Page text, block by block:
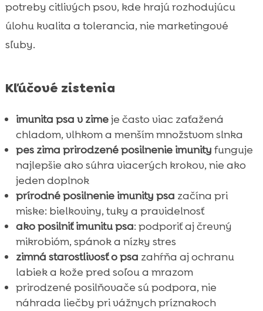
potreby citlivých psov, kde hrajú rozhodujúcu
úlohu kvalita a tolerancia, nie marketingové
sľuby.
Kľúčové zistenia
imunita psa v zimeje často viac zaťažená
chladom, vlhkom a menším množstvom slnka
pes zima prirodzené posilnenie imunity funguje
najlepšie ako súhra viacerých krokov, nie ako
jeden doplnok
prírodné posilnenie imunity psa začína pri
miske: bielkoviny, tuky a pravidelnosť
ako posilniť imunitu psa: podporiť aj črevný
mikrobióm, spánok a nízky stres
zimná starostlivosť o psa zahŕňa aj ochranu
labiek a kože pred soľou a mrazom
prirodzené posilňovače sú podpora, nie
náhrada liečby pri vážnych príznakoch